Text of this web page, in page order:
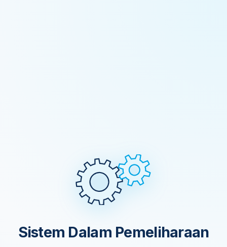
Sistem Dalam Pemeliharaan